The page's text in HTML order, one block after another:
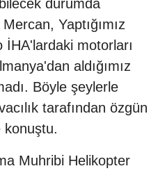
durumda
Yaptığımız
motorları
aldığımız
Böyle şeylerle
tarafından özgün
konuştu.
Muhribi Helikopter